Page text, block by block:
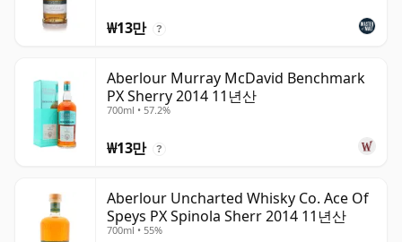
₩13만 ?
Aberlour Murray McDavid Benchmark
PX Sherry 2014 11년산
700ml • 57.2%
₩13만 ?
Aberlour Uncharted Whisky Co. Ace Of
Speys PX Spinola Sherr 2014 11년산
700ml • 55%